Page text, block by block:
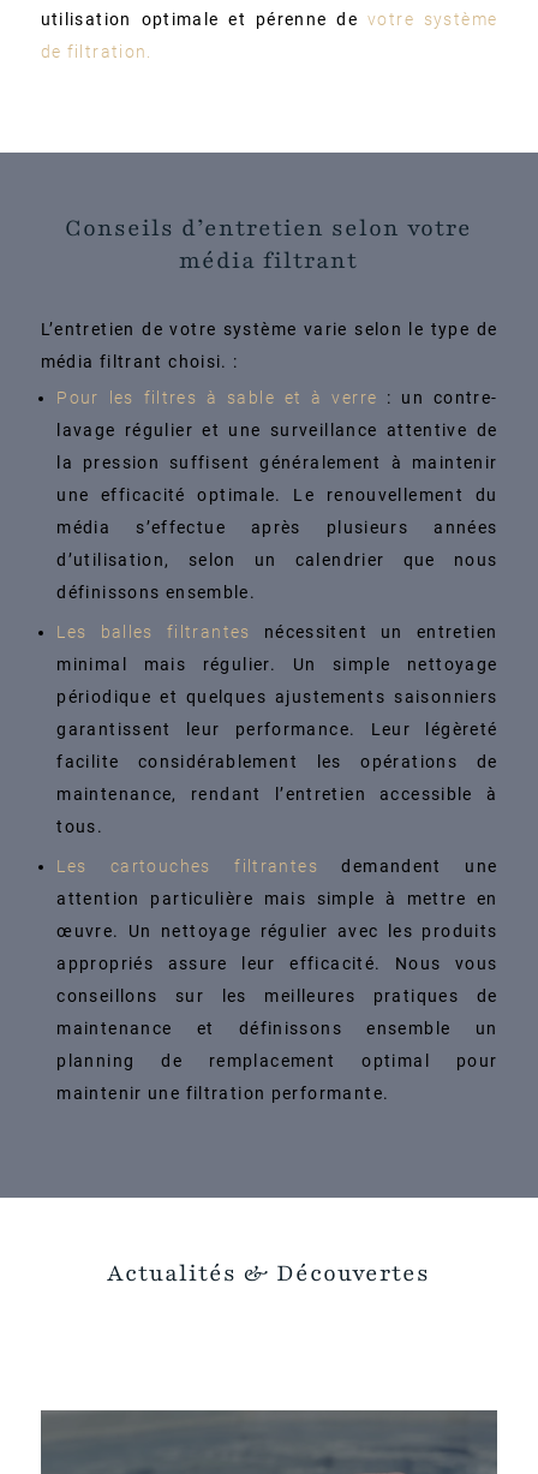
utilisation optimale et pérenne de votre système
de filtration.
Conseils d’entretien selon votre
média filtrant
L’entretien de votre système varie selon le type de
média filtrant choisi. :
Pour les filtres à sable et à verre : un contre-
lavage régulier et une surveillance attentive de
la pression suffisent généralement à maintenir
une efficacité optimale. Le renouvellement du
média s’effectue après plusieurs années
d’utilisation, selon un calendrier que nous
définissons ensemble.
Les balles filtrantes
nécessitent un entretien
minimal mais régulier. Un simple nettoyage
périodique et quelques ajustements saisonniers
garantissent leur performance. Leur légèreté
facilite considérablement les opérations de
maintenance, rendant l’entretien accessible à
tous.
Les cartouches filtrantes demandent une
attention particulière mais simple à mettre en
œuvre. Un nettoyage régulier avec les produits
appropriés assure leur efficacité. Nous vous
conseillons sur les meilleures pratiques de
maintenance et définissons ensemble un
planning de remplacement optimal pour
maintenir une filtration performante.
Actualités & Découvertes